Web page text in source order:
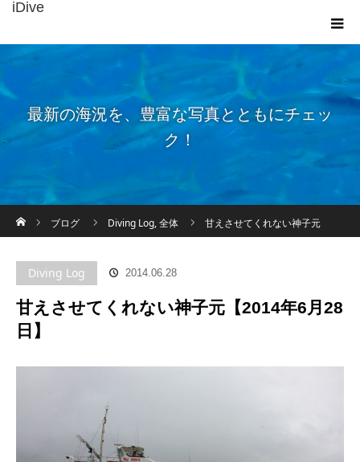
iDive
最新の海況を、豊富な写真とともにチェッ
ク！
ブログ
Diving Log,全体 甘えさせてくれない神子元
Diving Log 2014.06.28
甘えさせてくれない神子元【2014年6月28
日】